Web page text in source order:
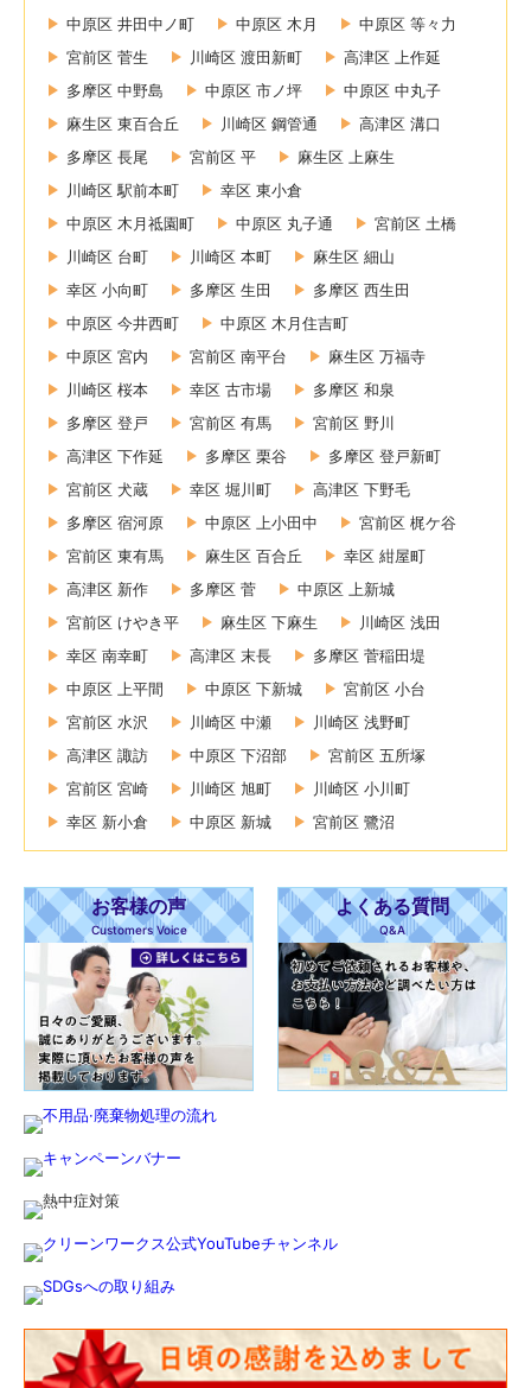
中原区 井田中ノ町 中原区 木月
中原区 等々力
宮前区 菅生
川崎区 渡田新町
高津区 上作延
多摩区 中野島
中原区 市ノ坪
中原区 中丸子
麻生区 東百合丘
川崎区 鋼管通
高津区 溝口
多摩区 長尾
宮前区 平
麻生区 上麻生
川崎区 駅前本町
幸区 東小倉
中原区 木月祗園町
中原区 丸子通
宮前区 土橋
川崎区 台町
川崎区 本町
麻生区 細山
幸区 小向町
多摩区 生田
多摩区 西生田
中原区 今井西町
中原区 木月住吉町
中原区 宮内
宮前区 南平台
麻生区 万福寺
川崎区 桜本
幸区 古市場
多摩区 和泉
多摩区 登戸
宮前区 有馬
宮前区 野川
高津区 下作延
多摩区 栗谷
多摩区 登戸新町
宮前区 犬蔵
幸区 堀川町
高津区 下野毛
多摩区 宿河原
中原区 上小田中
宮前区 梶ケ谷
宮前区 東有馬
麻生区 百合丘
幸区 紺屋町
高津区 新作
多摩区 菅
中原区 上新城
宮前区 けやき平
麻生区 下麻生
川崎区 浅田
幸区 南幸町
高津区 末長
多摩区 菅稲田堤
中原区 上平間
中原区 下新城
宮前区 小台
宮前区 水沢
川崎区 中瀬
川崎区 浅野町
高津区 諏訪
中原区 下沼部
宮前区 五所塚
宮前区 宮崎
川崎区 旭町
川崎区 小川町
幸区 新小倉
中原区 新城 宮前区 鷺沼
お客様の声
Customers Voice
よくある質問
Q&A